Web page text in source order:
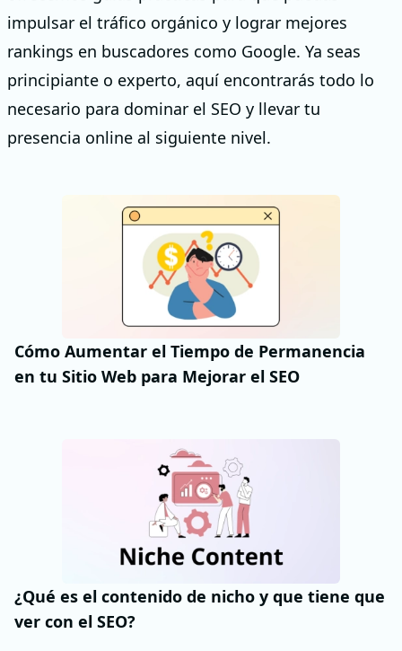
impulsar el tráfico orgánico y lograr mejores
rankings en buscadores como Google. Ya seas
principiante o experto, aquí encontrarás todo lo
necesario para dominar el SEO y llevar tu
presencia online al siguiente nivel.
Cómo Aumentar el Tiempo de Permanencia
en tu Sitio Web para Mejorar el SEO
¿Qué es el contenido de nicho y que tiene que
ver con el SEO?